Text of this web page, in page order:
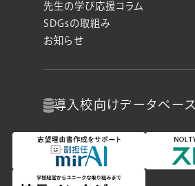
先生の学び応援コラム
SDGsの取組み
お知らせ
導入校向けデータベース